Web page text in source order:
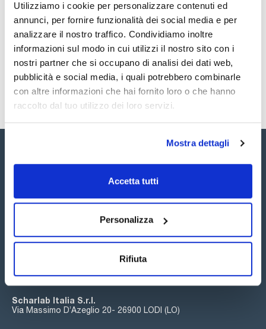
Utilizziamo i cookie per personalizzare contenuti ed
annunci, per fornire funzionalità dei social media e per
analizzare il nostro traffico. Condividiamo inoltre
informazioni sul modo in cui utilizzi il nostro sito con i
nostri partner che si occupano di analisi dei dati web,
pubblicità e social media, i quali potrebbero combinarle
con altre informazioni che hai fornito loro o che hanno
raccolto dal tuo utilizzo dei loro servizi.
Mostra dettagli
Accetta tutti
Personalizza
Rifiuta
TDS / Scheda tecnica
Registrati per i download
COA
Registrati per i download
SDS / Scheda di
Sicurezza
Registrati per i download
Seguici:
Iscriviti alla Newsletter
Scharlab Italia S.r.l.
Via Massimo D’Azeglio 20- 26900 LODI (LO)